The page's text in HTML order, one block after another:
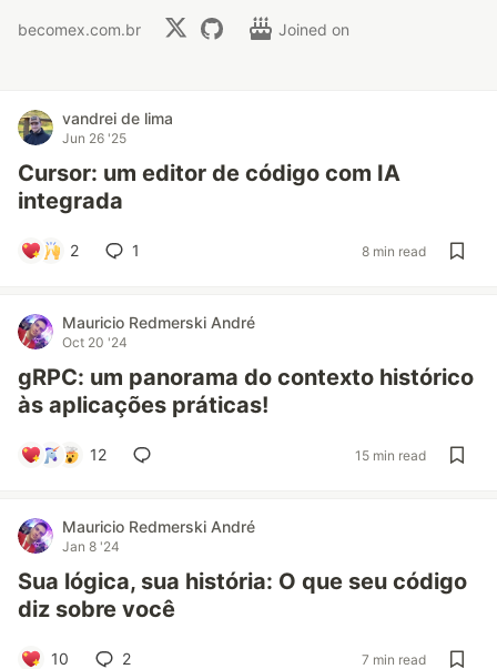
becomex.com.br Joined on
vandrei de lima
Jun 26 '25
Cursor: um editor de código com IA
integrada
2 1 8 min read
Mauricio Redmerski André
Oct 20 '24
gRPC: um panorama do contexto histórico
às aplicações práticas!
12 15 min read
Mauricio Redmerski André
Jan 8 '24
Sua lógica, sua história: O que seu código
diz sobre você
10 2 7 min read